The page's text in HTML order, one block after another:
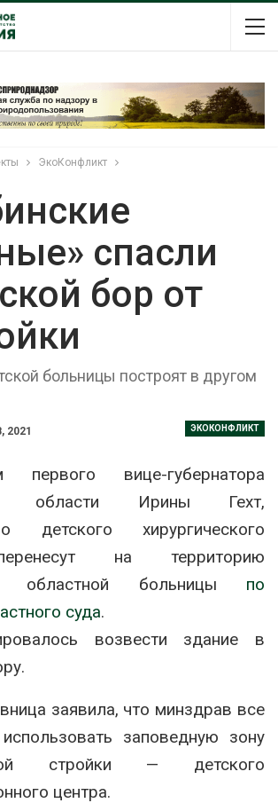
ЭкоКонфликт
спасли
бор от
больницы построят в другом
ЭКОКОНФЛИКТ
2021
вице-губернатора
области Ирины Гехт,
детского хирургического
на территорию
областной больницы по
суда.
возвести здание в
заявила, что минздрав все
заповедную зону
стройки — детского
центра.